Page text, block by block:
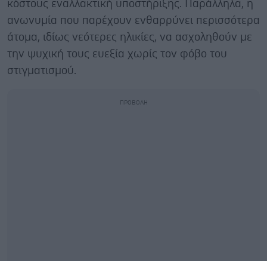
κόστους εναλλακτική υποστήριξης. Παράλληλα, η
ανωνυμία που παρέχουν ενθαρρύνει περισσότερα
άτομα, ιδίως νεότερες ηλικίες, να ασχοληθούν με
την ψυχική τους ευεξία χωρίς τον φόβο του
στιγματισμού.